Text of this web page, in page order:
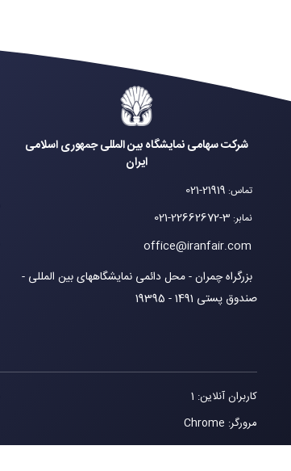
شرکت سهامی نمایشگاه بین المللی جمهوری اسلامی
ایران
تماس:
021-21919
نمابر:
021-22662672-3
office@iranfair.com
بزرگراه چمران - محل دائمی نمایشگاههای بین المللی -
صندوق پستی 1491 - 19395
کاربران آنلاین: 1
مرورگر: Chrome